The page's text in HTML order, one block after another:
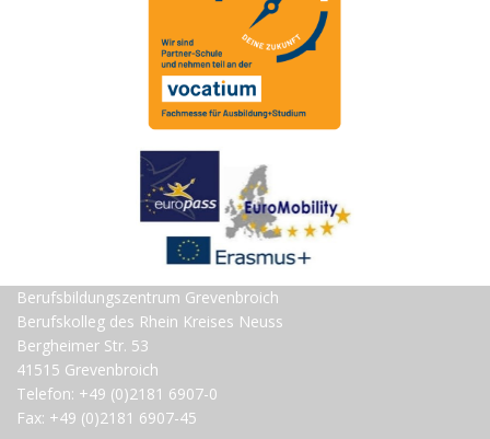
Berufsbildungszentrum Grevenbroich
Berufskolleg des Rhein Kreises Neuss
Bergheimer Str. 53
41515 Grevenbroich
Telefon: +49 (0)2181 6907-0
Fax: +49 (0)2181 6907-45